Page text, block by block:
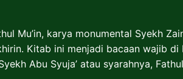
Mu’in, karya monumental Syekh
Kitab ini menjadi bacaan wajib
Abu Syuja’ atau syarahnya,